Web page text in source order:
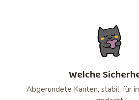
Welche
Abgerundete Kanten, stabil, für